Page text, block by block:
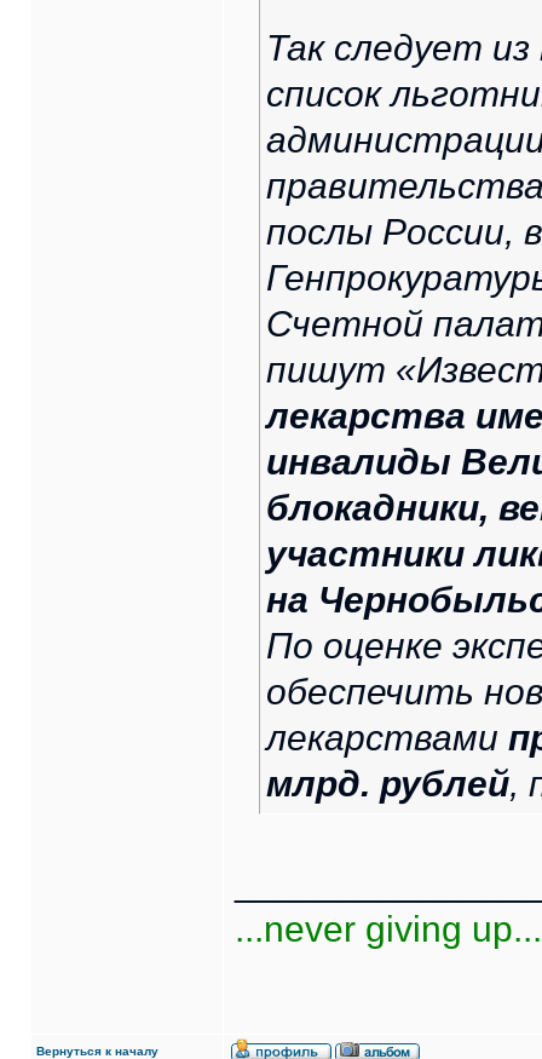
Так следует
список
послы России,
Счетной
пишут
лекарства
инвалиды
блокадники,
участники
на
По оценке
обеспечить
лекарствами
млрд. рублей,
...never giving up...
Вернуться к началу